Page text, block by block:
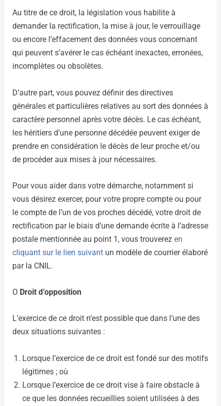
Au titre de ce droit, la législation vous habilite à
demander la rectification, la mise à jour, le verrouillage
ou encore l’effacement des données vous concernant
qui peuvent s’avérer le cas échéant inexactes, erronées,
incomplètes ou obsolètes.
D’autre part, vous pouvez définir des directives
générales et particulières relatives au sort des données à
caractère personnel après votre décès. Le cas échéant,
les héritiers d’une personne décédée peuvent exiger de
prendre en considération le décès de leur proche et/ou
de procéder aux mises à jour nécessaires.
Pour vous aider dans votre démarche, notamment si
vous désirez exercer, pour votre propre compte ou pour
le compte de l’un de vos proches décédé, votre droit de
rectification par le biais d’une demande écrite à l’adresse
postale mentionnée au point 1, vous trouverezen
cliquant sur le lien suivant un modèle de courrier élaboré
par la CNIL.
O Droit d’opposition
L’exercice de ce droit n’est possible que dans l’une des
deux situations suivantes :
Lorsque l’exercice de ce droit est fondé sur des motifs
légitimes ; où
Lorsque l’exercice de ce droit vise à faire obstacle à
ce que les données recueillies soient utilisées à des